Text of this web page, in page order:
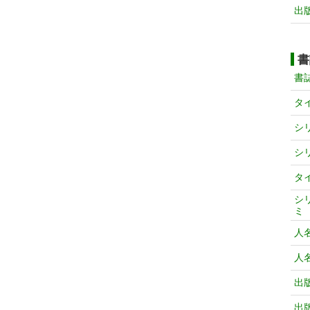
出
書
タ
シ
シ
タ
シ
ミ
人
人
出
出